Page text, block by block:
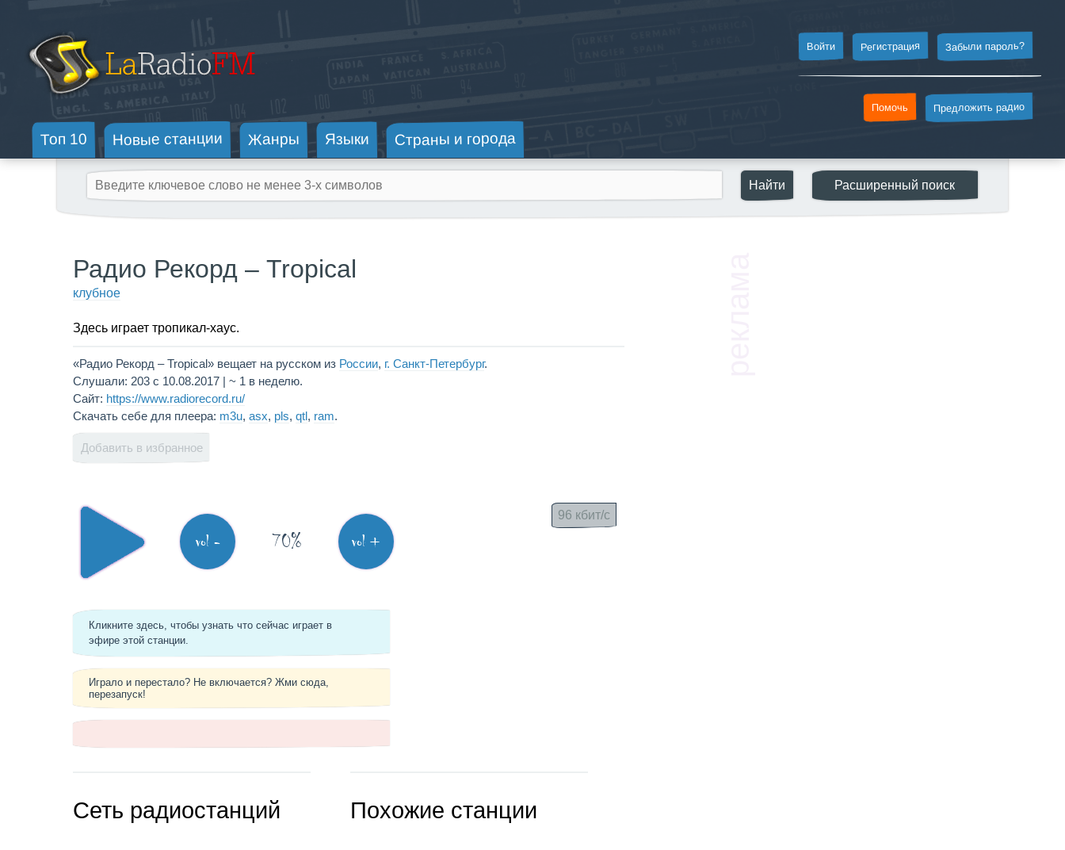
Забыли пароль?
Регистрация
Войти
Предложить радио
Помочь
Топ 10 Новые станции Жанры Языки Страны и города
Радио Рекорд – Tropical
клубное
Здесь играет тропикал-хаус.
«Радио Рекорд – Tropical» вещает на русском из России, г. Санкт-Петербург.
Слушали: 203 с 10.08.2017 | ~ 1 в неделю.
Сайт: https://www.radiorecord.ru/
Скачать себе для плеера: m3u, asx, pls, qtl, ram.
Добавить в избранное
vol - 70% vol +
96 кбит/с
Кликните здесь, чтобы узнать что сейчас играет в
эфире этой станции.
Играло и перестало? Не включается? Жми сюда,
перезапуск!
Сеть радиостанций Похожие станции